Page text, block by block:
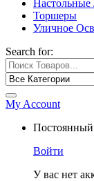
Торшеры
Уличное
Search for:
My Account
Постоянный
Войти
У вас нет